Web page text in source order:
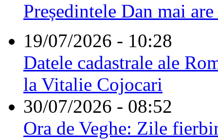
Președintele Dan mai
19/07/2026 - 10:28
Datele cadastrale ale
la Vitalie Cojocari
30/07/2026 - 08:52
Ora de Veghe: Zile